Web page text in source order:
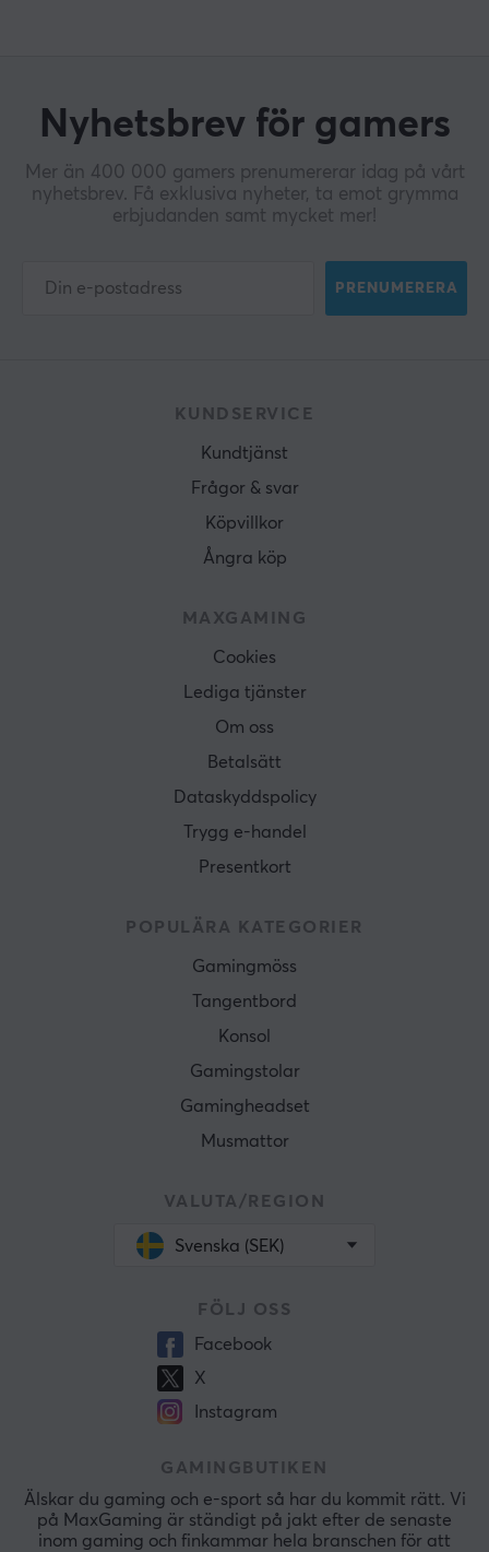
Nyhetsbrev för gamers
Mer än 400 000 gamers prenumererar idag på vårt
nyhetsbrev. Få exklusiva nyheter, ta emot grymma
erbjudanden samt mycket mer!
PRENUMERERA
KUNDSERVICE
Kundtjänst
Frågor & svar
Köpvillkor
Ångra köp
MAXGAMING
Cookies
Lediga tjänster
Om oss
Betalsätt
Dataskyddspolicy
Trygg e-handel
Presentkort
POPULÄRA KATEGORIER
Gamingmöss
Tangentbord
Konsol
Gamingstolar
Gamingheadset
Musmattor
VALUTA/REGION
Svenska (SEK)
FÖLJ OSS
Facebook
X
Instagram
GAMINGBUTIKEN
Älskar du gaming och e-sport så har du kommit rätt. Vi
på MaxGaming är ständigt på jakt efter de senaste
inom gaming och finkammar hela branschen för att